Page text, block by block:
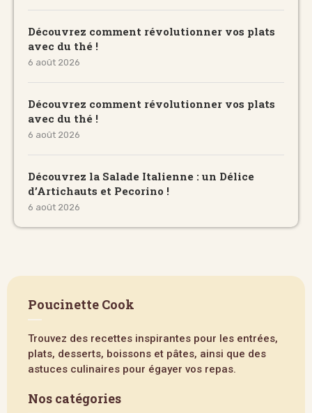
Découvrez comment révolutionner vos plats
avec du thé !
6 août 2026
Découvrez comment révolutionner vos plats
avec du thé !
6 août 2026
Découvrez la Salade Italienne : un Délice
d’Artichauts et Pecorino !
6 août 2026
Poucinette Cook
Trouvez des recettes inspirantes pour les entrées,
plats, desserts, boissons et pâtes, ainsi que des
astuces culinaires pour égayer vos repas.
Nos catégories